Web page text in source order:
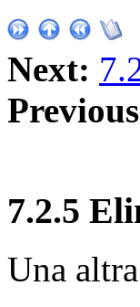
Next:
7.2.5
Una